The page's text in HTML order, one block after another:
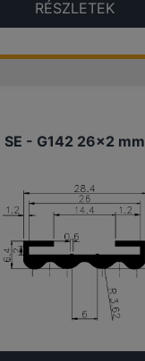
RÉSZLETEK
SE - G142 26×2 mm